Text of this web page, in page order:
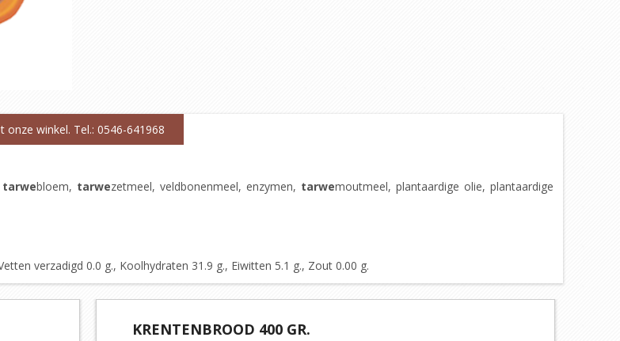
winkel. Tel.: 0546-641968
tarwebloem, tarwezetmeel, veldbonenmeel, enzymen, tarwemoutmeel, plantaardige olie, plantaardige
verzadigd 0.0 g., Koolhydraten 31.9 g., Eiwitten 5.1 g., Zout 0.00 g.
KRENTENBROOD 400 GR.